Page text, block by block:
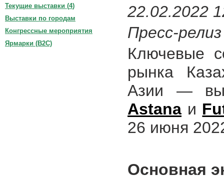
22.02.2022
Пресс-релиз
Ключевые
рынка
Азии —
Astana и
26 июня
Основная
Текущие выставки (4)
Выставки по городам
Конгрессные мероприятия
Ярмарки (B2C)